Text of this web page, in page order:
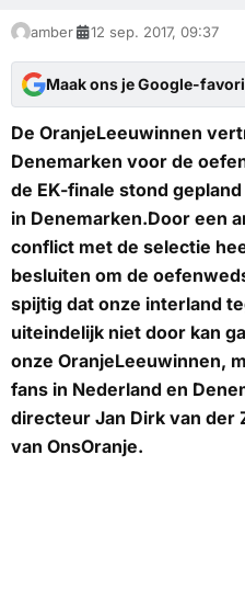
amber 12 sep. 2017, 09:37
Maak ons je Google-
De OranjeLeeuwinnen
Denemarken voor de
de EK-finale stond
in Denemarken.Door een
conflict met de selectie
besluiten om de
spijtig dat onze interland
uiteindelijk niet door kan
onze OranjeLeeuwinnen,
fans in Nederland en
directeur Jan Dirk van der
van OnsOranje.